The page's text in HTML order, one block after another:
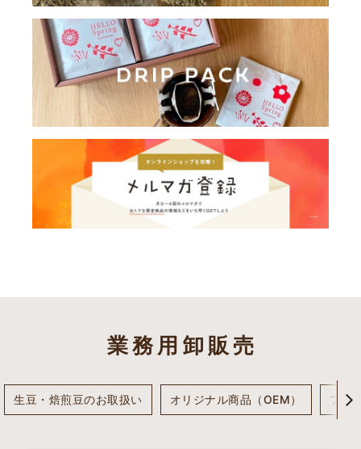
業務用卸販売
生豆・焙煎豆のお取扱い オリジナル商品（OEM） フェ